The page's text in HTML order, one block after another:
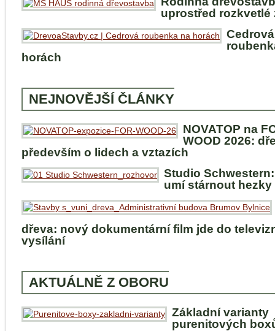
uprostřed rozkvetlé
Cedrová
horách
NEJNOVĚJŠÍ ČLÁNKY
NOVATOP na
WOOD 2026:
především o lidech a vztazích
Studio
umí stárnout hezky
dřeva: nový dokumentární film jde do
vysílání
AKTUÁLNĚ Z OBORU
Základní varianty
purenitových